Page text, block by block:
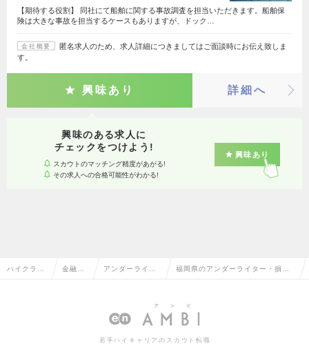
【期待する役割】 同社にて船舶に関する事故調査を担当いただきます。船舶保
険は大きな事故を担当するケースもありますが、ドック…
会社概要
匿名求人のため、求人詳細につきましてはご面談時にお伝え致しま
す。
興味あり 詳細へ
興味のある求人に
チェックをつけよう!
スカウトのマッチング精度があがる!
その求人への合格可能性がわかる!
興味あり
ハイクラス 金融系 アンダーライタ 福岡県のアンダーライター・損害
若手ハイキャリアのスカウト転職